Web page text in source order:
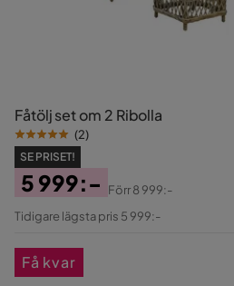
Fåtölj set om 2 Ribolla
(2)
SE PRISET!
Pris
5 999:-
Original
Förr8 999:-
Tidigare lägsta pris 5 999:-
Få kvar